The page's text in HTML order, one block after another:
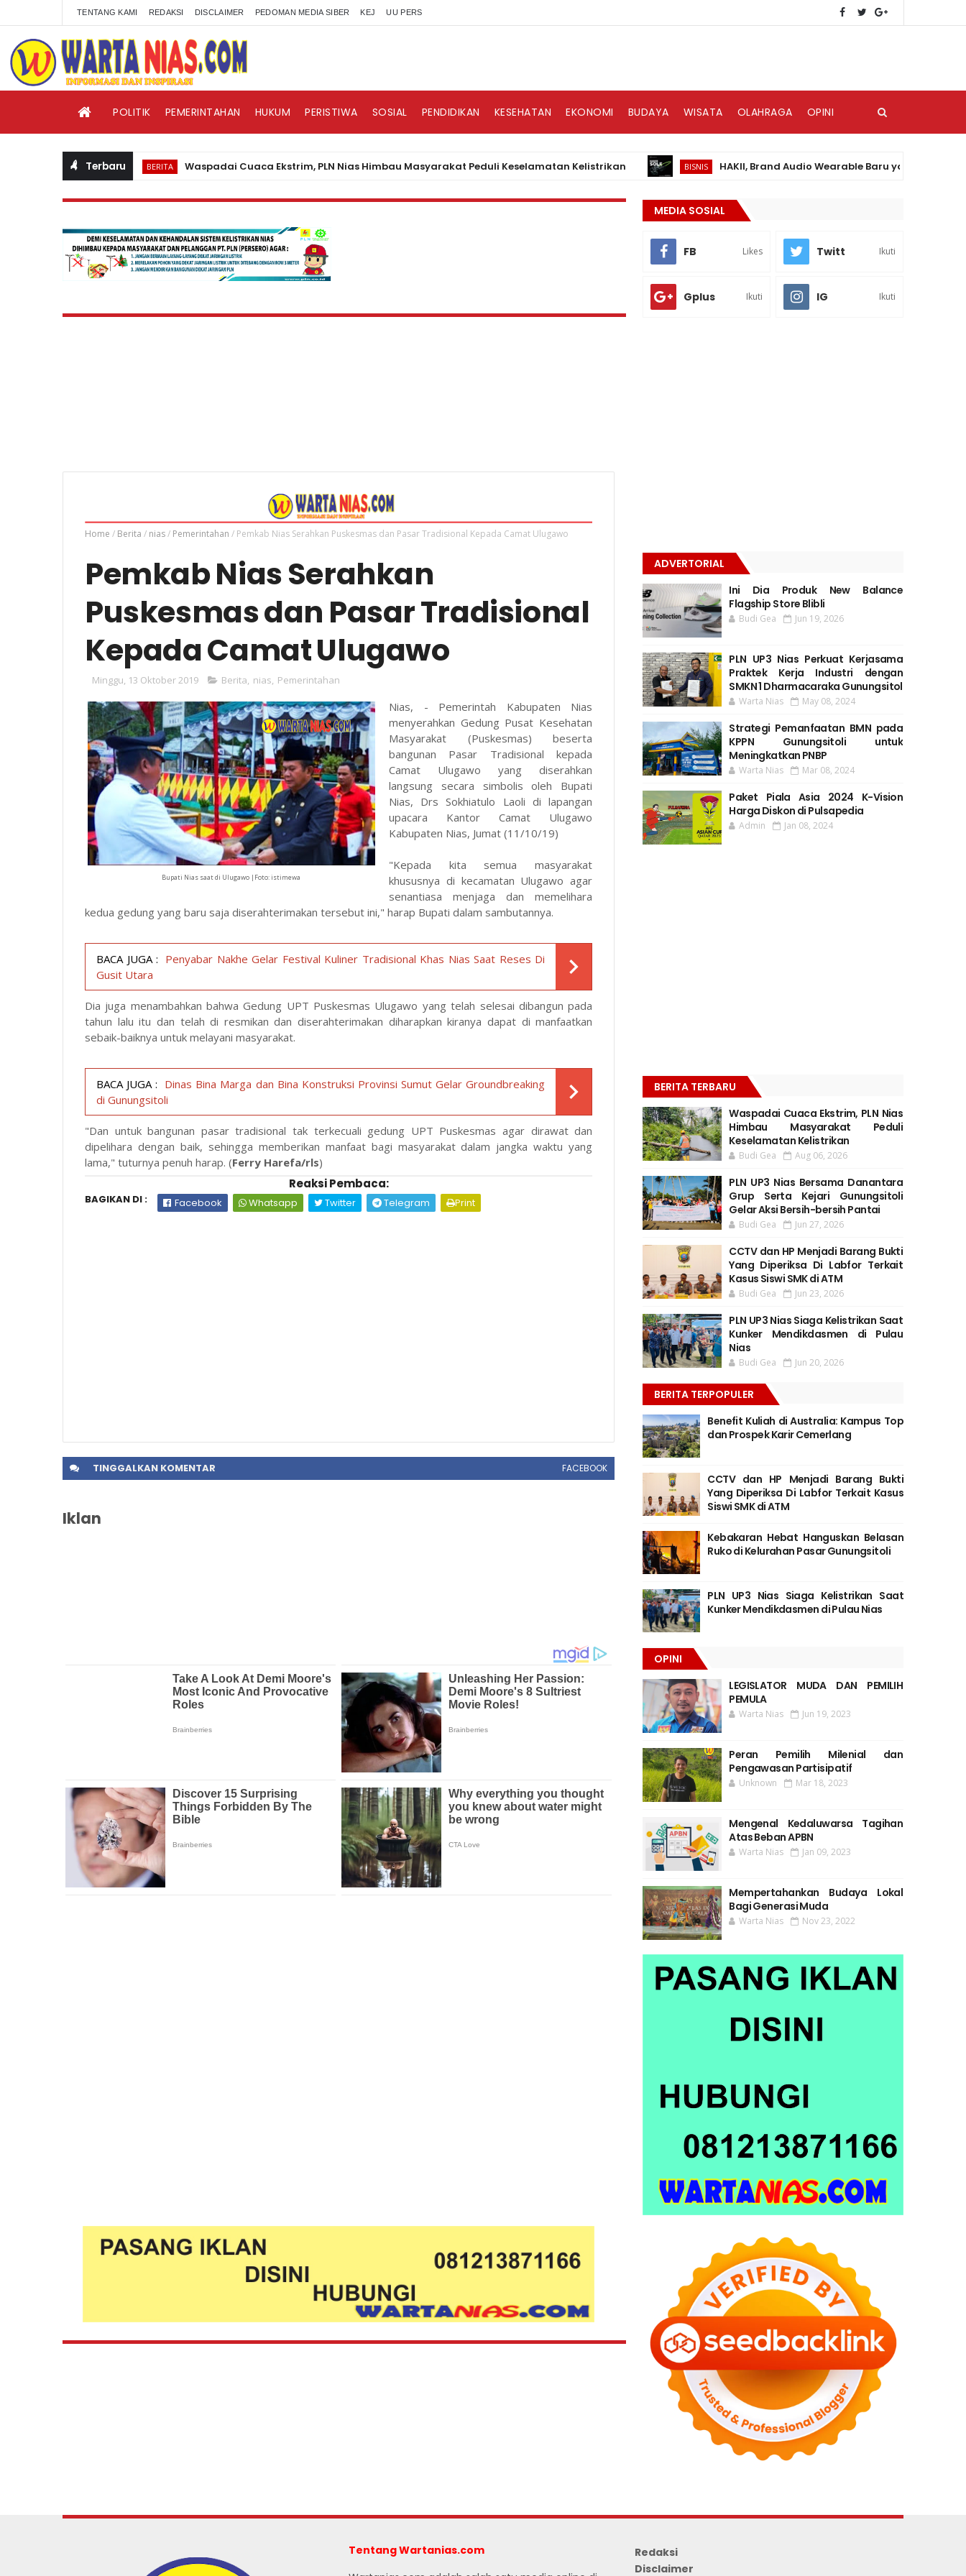
TENTANG KAMI REDAKSI DISCLAIMER PEDOMAN MEDIA SIBER KEJ UU PERS
POLITIK PEMERINTAHAN HUKUM PERISTIWA SOSIAL PENDIDIKAN KESEHATAN EKONOMI BUDAYA WISATA OLAHRAGA OPINI
Terbaru
BERITA Waspadai Cuaca Ekstrim, PLN Nias Himbau Masyarakat Peduli Keselamatan Kelistrikan BISNIS HAKII, Brand Audio Wearable Baru yang Hadir di Pasar
Home / Berita / nias/ Pemerintahan / Pemkab Nias Serahkan Puskesmas dan Pasar Tradisional Kepada Camat Ulugawo
Pemkab Nias Serahkan
Puskesmas dan Pasar Tradisional
Kepada Camat Ulugawo
Minggu, 13 Oktober 2019 Berita nias Pemerintahan
Bupati Nias saat di Ulugawo |Foto: istimewa
Nias, - Pemerintah Kabupaten Nias
menyerahkan Gedung Pusat Kesehatan
Masyarakat (Puskesmas) beserta
bangunan Pasar Tradisional kepada
Camat Ulugawo yang diserahkan
langsung secara simbolis oleh Bupati
Nias, Drs Sokhiatulo Laoli di lapangan
upacara Kantor Camat Ulugawo
Kabupaten Nias, Jumat (11/10/19)
"Kepada kita semua masyarakat
khususnya di kecamatan Ulugawo agar
senantiasa menjaga dan memelihara
kedua gedung yang baru saja diserahterimakan tersebut ini," harap Bupati dalam sambutannya.
BACA JUGA : Penyabar Nakhe Gelar Festival Kuliner Tradisional Khas Nias Saat Reses Di
Gusit Utara
Dia juga menambahkan bahwa Gedung UPT Puskesmas Ulugawo yang telah selesai dibangun pada
tahun lalu itu dan telah di resmikan dan diserahterimakan diharapkan kiranya dapat di manfaatkan
sebaik-baiknya untuk melayani masyarakat.
BACA JUGA : Dinas Bina Marga dan Bina Konstruksi Provinsi Sumut Gelar Groundbreaking
di Gunungsitoli
"Dan untuk bangunan pasar tradisional tak terkecuali gedung UPT Puskesmas agar dirawat dan
dipelihara dengan baik, sehingga memberikan manfaat bagi masyarakat dalam jangka waktu yang
lama," tuturnya penuh harap. (Ferry Harefa/rls)
Reaksi Pembaca:
BAGIKAN DI : Facebook Whatsapp Twitter Telegram Print
TINGGALKAN KOMENTAR FACEBOOK
Iklan
MEDIA SOSIAL
FB Likes Twitt Ikuti
Gplus Ikuti IG Ikuti
ADVERTORIAL
Ini Dia Produk New Balance
Flagship Store Blibli
Budi Gea Jun 19, 2026
PLN UP3 Nias Perkuat Kerjasama
Praktek Kerja Industri dengan
SMKN 1 Dharmacaraka Gunungsitol
Warta Nias May 08, 2024
Strategi Pemanfaatan BMN pada
KPPN Gunungsitoli untuk
Meningkatkan PNBP
Warta Nias Mar 08, 2024
Paket Piala Asia 2024 K-Vision
Harga Diskon di Pulsapedia
Admin Jan 08, 2024
BERITA TERBARU
Waspadai Cuaca Ekstrim, PLN Nias
Himbau Masyarakat Peduli
Keselamatan Kelistrikan
Budi Gea Aug 06, 2026
PLN UP3 Nias Bersama Danantara
Grup Serta Kejari Gunungsitoli
Gelar Aksi Bersih-bersih Pantai
Budi Gea Jun 27, 2026
CCTV dan HP Menjadi Barang Bukti
Yang Diperiksa Di Labfor Terkait
Kasus Siswi SMK di ATM
Budi Gea Jun 23, 2026
PLN UP3 Nias Siaga Kelistrikan Saat
Kunker Mendikdasmen di Pulau
Nias
Budi Gea Jun 20, 2026
BERITA TERPOPULER
Benefit Kuliah di Australia: Kampus Top
dan Prospek Karir Cemerlang
CCTV dan HP Menjadi Barang Bukti
Yang Diperiksa Di Labfor Terkait Kasus
Siswi SMK di ATM
Kebakaran Hebat Hanguskan Belasan
Ruko di Kelurahan Pasar Gunungsitoli
PLN UP3 Nias Siaga Kelistrikan Saat
Kunker Mendikdasmen di Pulau Nias
OPINI
LEGISLATOR MUDA DAN PEMILIH
PEMULA
Warta Nias Jun 19, 2023
Peran Pemilih Milenial dan
Pengawasan Partisipatif
Unknown Mar 18, 2023
Mengenal Kedaluwarsa Tagihan
Atas Beban APBN
Warta Nias Jan 09, 2023
Mempertahankan Budaya Lokal
Bagi Generasi Muda
Warta Nias Nov 23, 2022
Tentang Wartanias.com
Redaksi
Disclaimer